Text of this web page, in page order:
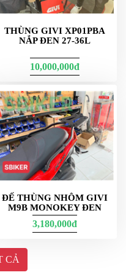
shop có ưu đãi ạ :D
đồ tối ưu
gian chứa đồ rộng rãi,
cần thiết cho chuyến đi
bạn có thể dễ dàng phân
trọng như máy ảnh, đồ
bạn đi phượt một mình hay
ứng tốt nhu cầu chứa
THÙNG GIVI XP01PBA
NẮP ĐEN 27-36L
10,000,000đ
ĐẾ THÙNG NHÔM GIVI
M9B MONOKEY ĐEN
3,180,000đ
CẢ